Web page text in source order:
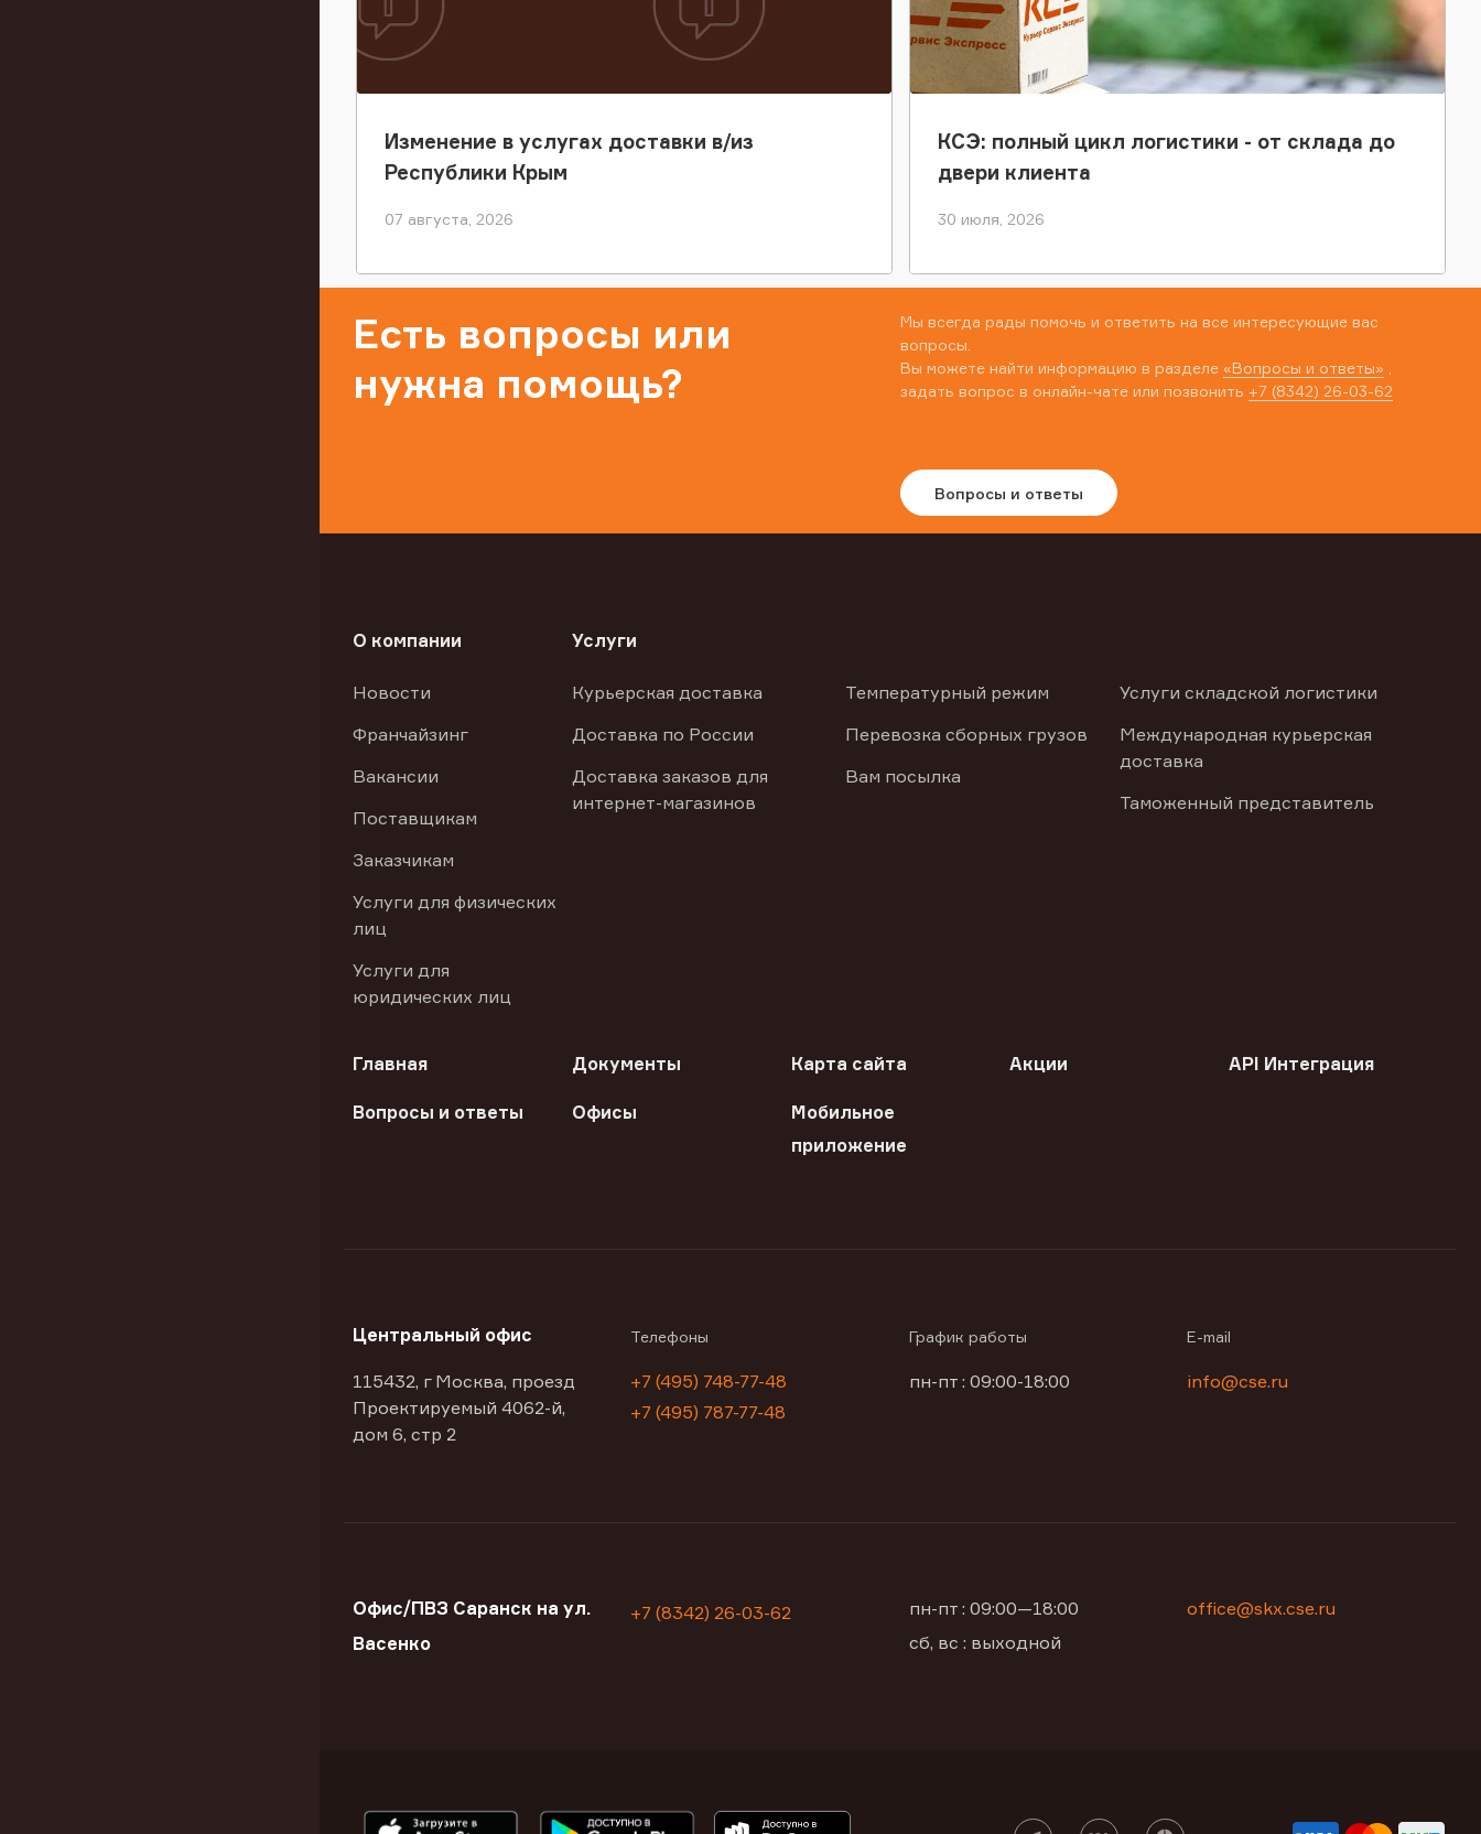
Изменение в услугах доставки в/из
Республики Крым
07 августа, 2026
КСЭ: полный цикл логистики - от склада до
двери клиента
30 июля, 2026
Есть вопросы или
нужна помощь?
Мы всегда рады помочь и ответить на все интересующие вас
вопросы.
Вы можете найти информацию в разделе «Вопросы и ответы»
задать вопрос в онлайн-чате или позвонить +7 (8342) 26-03-62
Вопросы и ответы
О компании
Новости
Франчайзинг
Вакансии
Поставщикам
Заказчикам
Услуги для физических
лиц
Услуги для
юридических лиц
Услуги
Курьерская доставка
Доставка по России
Доставка заказов для
интернет-магазинов
Температурный режим
Перевозка сборных грузов
Вам посылка
Услуги складской логистики
Международная курьерская
доставка
Таможенный представитель
Главная Документы Карта сайта Акции API Интеграция
Вопросы и ответы Офисы
Мобильное
приложение
Центральный офис
115432, г Москва, проезд
Проектируемый 4062-й,
дом 6, стр 2
Телефоны
+7 (495) 748-77-48
+7 (495) 787-77-48
График работы
пн-пт : 09:00-18:00
E-mail
info@cse.ru
Офис/ПВЗ Саранск на ул.
Васенко
+7 (8342) 26-03-62
пн-пт : 09:00—18:00
сб, вс : выходной
office@skx.cse.ru